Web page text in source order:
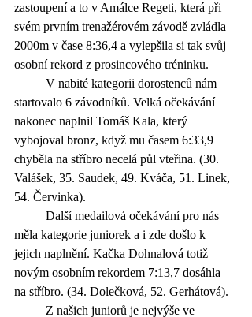
zastoupení a to v Amálce Regeti, která při
svém prvním trenažérovém závodě zvládla
2000m v čase 8:36,4 a vylepšila si tak svůj
osobní rekord z prosincového tréninku.
startovalo 6 závodníků. Velká očekávání
nakonec naplnil Tomáš Kala, který
vybojoval bronz, když mu časem 6:33,9
chyběla na stříbro necelá půl vteřina. (30.
Valášek, 35. Saudek, 49. Kváča, 51. Linek,
54. Červinka).
měla kategorie juniorek a i zde došlo k
jejich naplnění. Kačka Dohnalová totiž
novým osobním rekordem 7:13,7 dosáhla
na stříbro. (34. Dolečková, 52. Gerhátová).